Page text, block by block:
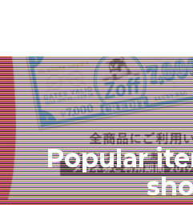
Popular